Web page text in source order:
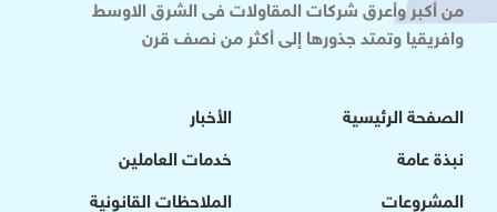
من أكبر وأعرق شركات المقاولات فى الشرق الاوسط
وافريقيا وتمتد جذورها إلى أكثر من نصف قرن
الصفحة الرئيسية
نبذة عامة
المشروعات
الأخبار
خدمات العاملين
الملاحظات القانونية